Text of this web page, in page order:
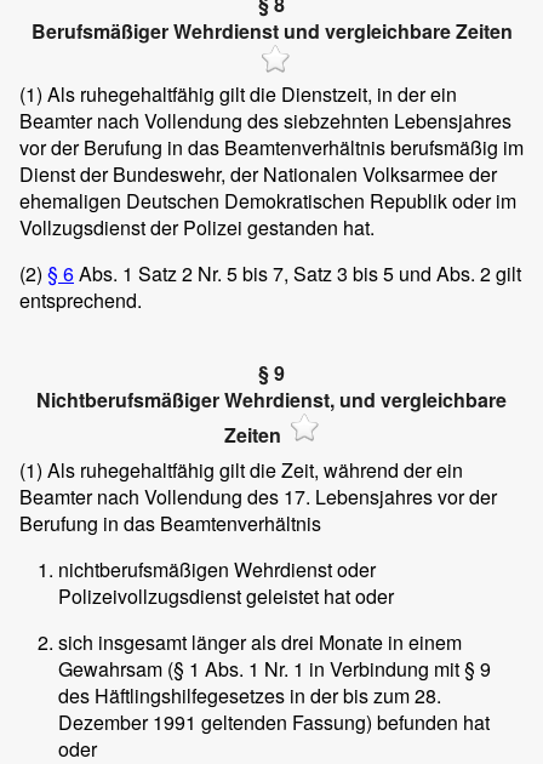
Berufsmäßiger Wehrdienst und vergleichbare Zeiten
(1) Als ruhegehaltfähig gilt die Dienstzeit, in der ein
Beamter nach Vollendung des siebzehnten Lebensjahres
vor der Berufung in das Beamtenverhältnis berufsmäßig im
Dienst der Bundeswehr, der Nationalen Volksarmee der
ehemaligen Deutschen Demokratischen Republik oder im
Vollzugsdienst der Polizei gestanden hat.
(2) § 6Abs. 1 Satz 2 Nr. 5 bis 7, Satz 3 bis 5 und Abs. 2 gilt
entsprechend.
§ 9
Nichtberufsmäßiger Wehrdienst, und vergleichbare
Zeiten
(1) Als ruhegehaltfähig gilt die Zeit, während der ein
Beamter nach Vollendung des 17. Lebensjahres vor der
Berufung in das Beamtenverhältnis
nichtberufsmäßigen Wehrdienst oder
Polizeivollzugsdienst geleistet hat oder
sich insgesamt länger als drei Monate in einem
Gewahrsam (§ 1 Abs. 1 Nr. 1 in Verbindung mit § 9
des Häftlingshilfegesetzes in der bis zum 28.
Dezember 1991 geltenden Fassung) befunden hat
oder